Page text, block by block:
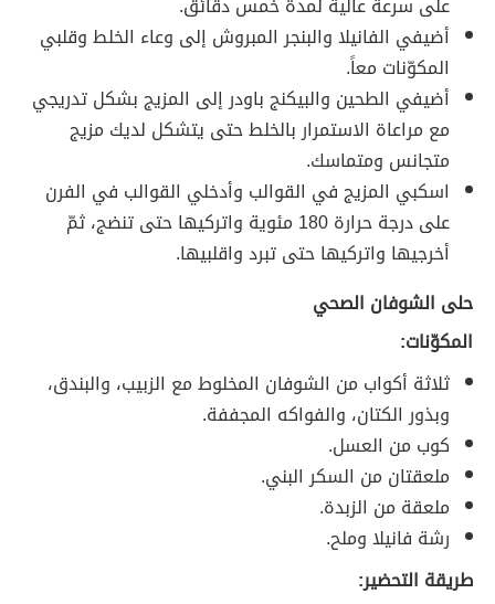
أضيفي الفانيلا والبنجر المبروش إلى وعاء الخلط وقلبي
المكوّنات معاً.
أضيفي الطحين والبيكنج باودر إلى المزيج بشكل تدريجي
مع مراعاة الاستمرار بالخلط حتى يتشكل لديك مزيج
متجانس ومتماسك.
اسكبي المزيج في القوالب وأدخلي القوالب في الفرن
على درجة حرارة 180 مئوية واتركيها حتى تنضج، ثمّ
أخرجيها واتركيها حتى تبرد واقلبيها.
حلى الشوفان الصحي
المكوّنات:
ثلاثة أكواب من الشوفان المخلوط مع الزبيب، والبندق،
وبذور الكتان، والفواكه المجففة.
كوب من العسل.
ملعقتان من السكر البني.
ملعقة من الزبدة.
رشة فانيلا وملح.
طريقة التحضير: